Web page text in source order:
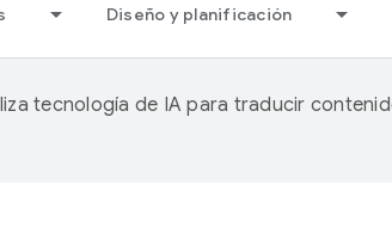
Diseño y planificación
tecnología de IA para traducir